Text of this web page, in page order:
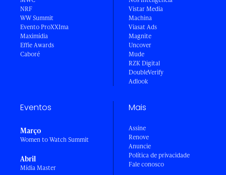
NRF
WW Summit
Evento ProXXIma
Maximídia
Effie Awards
Caboré
Vistar Media
Machina
Viasat Ads
Magnite
Uncover
Mude
RZK Digital
DoubleVerify
Adlook
Eventos
Março
Women to Watch Summit
Abril
Mídia Master
Mais
Assine
Renove
Anuncie
Política de privacidade
Fale conosco